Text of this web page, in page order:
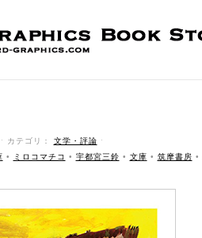
カテゴリ： 文学・評論 ˑ
• ミロコマチコ • 宇都宮三鈴 • 文庫 • 筑摩書房 •